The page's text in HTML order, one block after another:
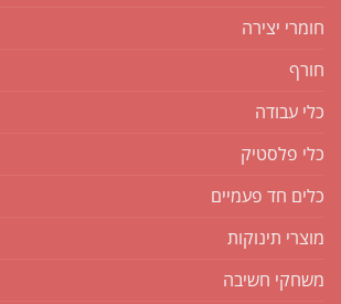
חומרי יצירה
חורף
כלי עבודה
כלי פלסטיק
כלים חד פעמיים
מוצרי תינוקות
משחקי חשיבה